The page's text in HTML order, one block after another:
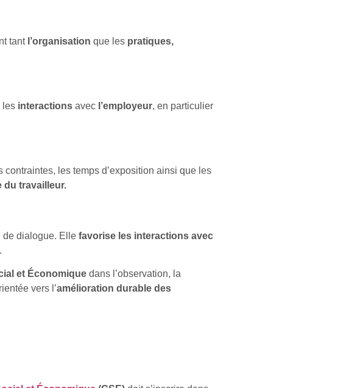
tant l’organisation que les pratiques,
les interactions avec l’employeur, en particulier
les temps d’exposition ainsi que les
du travailleur.
de dialogue. Elle favorise les interactions avec
.
et Économique dans l’observation, la
vers l’amélioration durable des